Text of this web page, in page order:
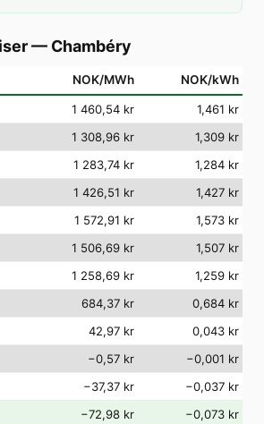
— Chambéry
NOK/MWh NOK/kWh
1 460,54 kr
1,461 kr
1 308,96 kr
1,309 kr
1 283,74 kr
1,284 kr
1 426,51 kr
1,427 kr
1 572,91 kr
1,573 kr
1 506,69 kr
1,507 kr
1 258,69 kr
1,259 kr
684,37 kr
0,684 kr
42,97 kr
0,043 kr
−0,57 kr
−0,001 kr
−37,37 kr
−0,037 kr
−72,98 kr
−0,073 kr